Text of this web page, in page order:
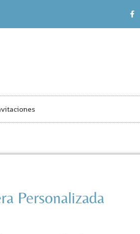
Personalizada